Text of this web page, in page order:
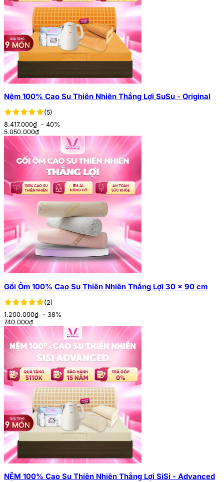
Nệm 100% Cao Su Thiên Nhiên Thắng Lợi SuSu - Original
(5)
8.417.000₫ - 40%
5.050.000₫
Gối Ôm 100% Cao Su Thiên Nhiên Thắng Lợi 30 x 90 cm
(2)
1.200.000₫ - 38%
740.000₫
NỆM 100% Cao Su Thiên Nhiên Thắng Lợi SiSi - Advanced